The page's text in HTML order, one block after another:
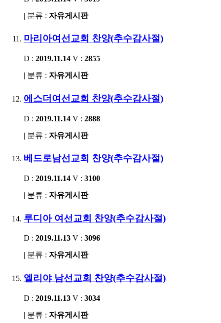
| 분류 : 자유게시판
마리아여선교회 찬양(추수감사절)
D : 2019.11.14 V : 2855
| 분류 : 자유게시판
에스더여선교회 찬양(추수감사절)
D : 2019.11.14 V : 2888
| 분류 : 자유게시판
베드로남선교회 찬양(추수감사절)
D : 2019.11.14 V : 3100
| 분류 : 자유게시판
루디아 여선교회 찬양(추수감사절)
D : 2019.11.13 V : 3096
| 분류 : 자유게시판
엘리야 남선교회 찬양(추수감사절)
D : 2019.11.13 V : 3034
| 분류 : 자유게시판